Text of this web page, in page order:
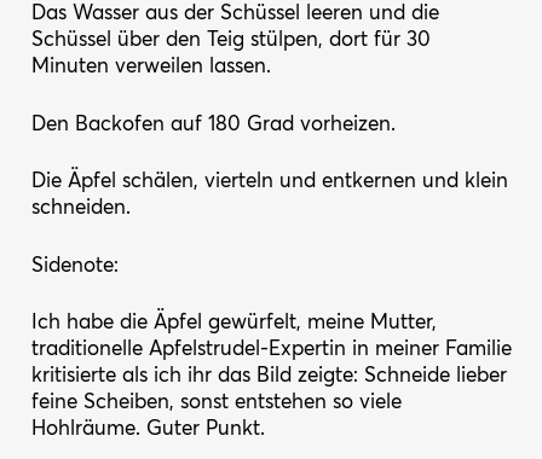
Das Wasser aus der Schüssel leeren und die
Schüssel über den Teig stülpen, dort für 30
Minuten verweilen lassen.
Den Backofen auf 180 Grad vorheizen.
Die Äpfel schälen, vierteln und entkernen und klein
schneiden.
Sidenote:
Ich habe die Äpfel gewürfelt, meine Mutter,
traditionelle Apfelstrudel-Expertin in meiner Familie
kritisierte als ich ihr das Bild zeigte: Schneide lieber
feine Scheiben, sonst entstehen so viele
Hohlräume. Guter Punkt.